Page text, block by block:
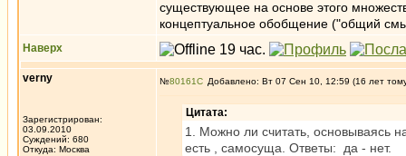
существующее на основе этого
концептуальное обобщение ("общий
Наверх
verny
Зарегистрирован:
03.09.2010
Суждений: 680
Откуда: Москва
№80161 Добавлено: Вт 07 Сен 10, 12:59 (16 лет
Цитата:
1. Можно ли считать, основываясь
есть , самосуща. Ответы: да - нет.